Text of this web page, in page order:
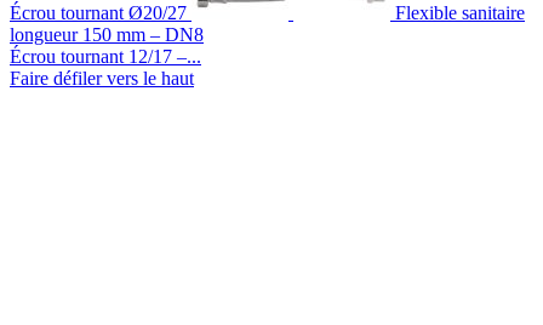
Écrou tournant Ø20/27
Flexible sanitaire
longueur 150 mm – DN8
Écrou tournant 12/17 –...
Faire défiler vers le haut